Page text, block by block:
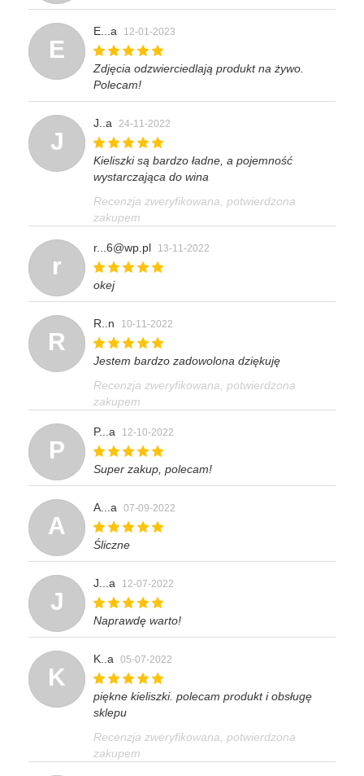
E
E...a 12-01-2023
Zdjęcia odzwierciedlają produkt na żywo.
Polecam!
J
J..a 24-11-2022
Kieliszki są bardzo ładne, a pojemność
wystarczająca do wina
Recenzja zweryfikowana, potwierdzona
zakupem
r
r...6@wp.pl 13-11-2022
okej
R
R..n 10-11-2022
Jestem bardzo zadowolona dziękuję
Recenzja zweryfikowana, potwierdzona
zakupem
P
P...a 12-10-2022
Super zakup, polecam!
A
A...a 07-09-2022
Śliczne
J
J...a 12-07-2022
Naprawdę warto!
K
K..a 05-07-2022
piękne kieliszki. polecam produkt i obsługę
sklepu
Recenzja zweryfikowana, potwierdzona
zakupem